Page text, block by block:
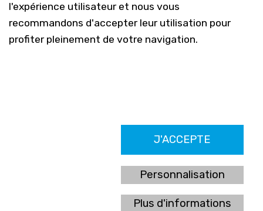
l'expérience utilisateur et nous vous
recommandons d'accepter leur utilisation pour
profiter pleinement de votre navigation.
J'ACCEPTE
Personnalisation
Plus d'informations
Farmacia Los Altos nº756
Ldo. Alfredo Aparicio Grau 22555408K
N. Col. Colegio Oficial de Farmacéuticos de Alicante 4327
Nº de autorización A-790-F
C/ Moncayo, 97 (Vistalmar) Urb. Los Altos
03185 Torrevieja, Alicante (España)